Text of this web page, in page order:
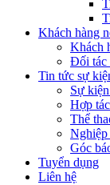
Khách hàng
Khách
Đối tác
Tin tức sự
Sự
Hợp
Thể
Nghiệp
Góc
Tuyển dụng
Liên hệ